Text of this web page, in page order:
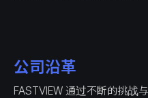
公司沿革
FASTVIEW 通过不断的挑战